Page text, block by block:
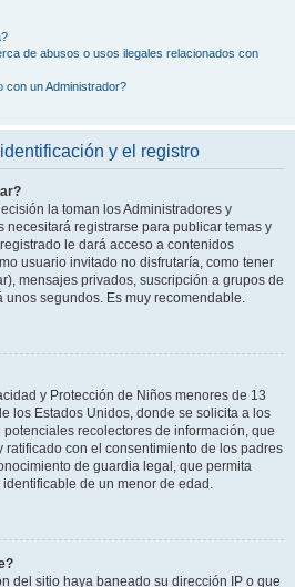
de abusos o usos ilegales relacionados con
con un Administrador?
y el registro
la toman los Administradores y
necesitará registrarse para publicar temas y
le dará acceso a contenidos
usuario invitado no disfrutaría, como tener
mensajes privados, suscripción a grupos de
unos segundos. Es muy recomendable.
y Protección de Niños menores de 13
los Estados Unidos, donde se solicita a los
recolectores de información, que
ratificado con el consentimiento de los padres
de guardia legal, que permita
de un menor de edad.
del sitio haya baneado su dirección IP o que